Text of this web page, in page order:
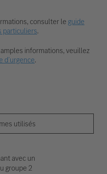
consulter leguide
particuliers.
informations, veuillez
d’urgence.
utilisés
avec un
groupe 2